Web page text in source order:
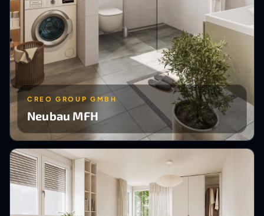
CREO GROUP GMBH
Neubau MFH